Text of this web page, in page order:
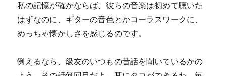
私の記憶が確かならば、彼らの音楽は初めて聴いた
はずなのに、ギターの音色とかコーラスワークに、
めっちゃ懐かしさを感じるのです。
例えるなら、級友のいつもの昔話を聞いているかの